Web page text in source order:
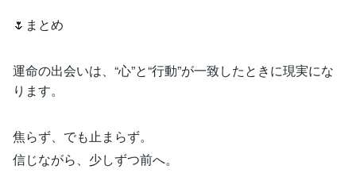
🌷まとめ
運命の出会いは、“心”と“行動”が一致したときに現実にな
ります。
焦らず、でも止まらず。
信じながら、少しずつ前へ。